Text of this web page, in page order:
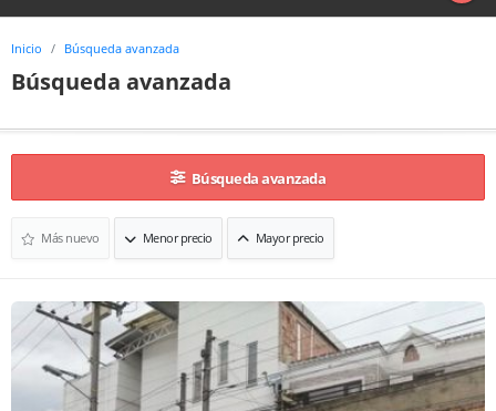
Inicio Búsqueda avanzada
Búsqueda avanzada
Búsqueda avanzada
Más nuevo Menor precio Mayor precio